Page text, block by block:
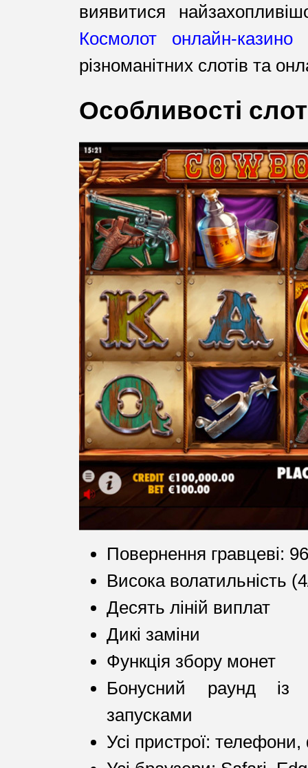
виявитися
Космолот онлайн-казино
різноманітних слотів та
Особливості
Повернення гравцеві:
Висока волатильність
Десять ліній виплат
Дикі заміни
Функція збору монет
Бонусний раунд із
запусками
Усі пристрої: